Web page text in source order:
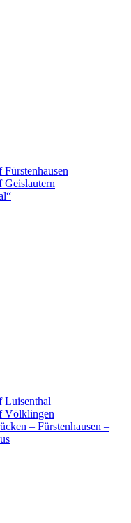
Fürstenhausen
Geislautern
Luisenthal
Völklingen
– Fürstenhausen –